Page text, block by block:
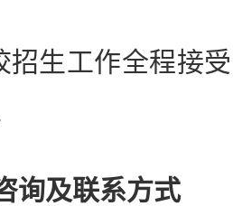
工作全程接受
询及联系方式